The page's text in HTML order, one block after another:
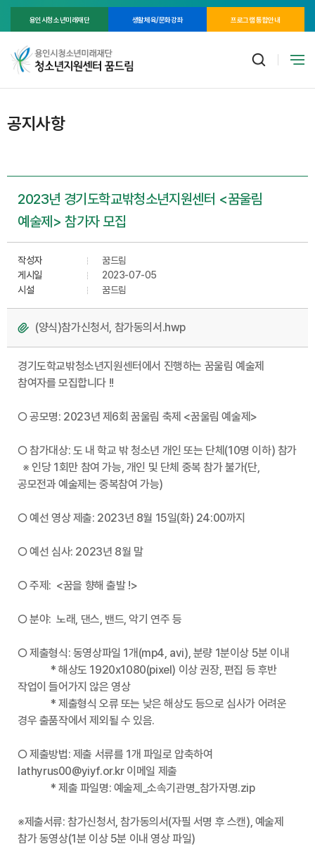
용인시청소년미래재단 생활체육/문화강좌 프로그램 통합안내
공지사항
2023년 경기도학교밖청소년지원센터 <꿈울림
예술제> 참가자 모집
작성자
꿈드림
게시일
2023-07-05
시설
꿈드림
(양식)참가신청서, 참가동의서.hwp
경기도학교밖청소년지원센터에서 진행하는 꿈울림 예술제
참여자를 모집합니다 !!
○ 공모명: 2023년 제6회 꿈울림 축제 <꿈울림 예술제>
○ 참가대상: 도 내 학교 밖 청소년 개인 또는 단체(10명 이하) 참가
※ 인당 1회만 참여 가능, 개인 및 단체 중복 참가 불가(단,
공모전과 예술제는 중복참여 가능)
○ 예선 영상 제출: 2023년 8월 15일(화) 24:00까지
○ 예선 심사: 2023년 8월 말
○ 주제: <꿈을 향해 출발 !>
○ 분야: 노래, 댄스, 밴드, 악기 연주 등
○ 제출형식: 동영상파일 1개(mp4, avi), 분량 1분이상 5분 이내
* 해상도 1920x1080(pixel) 이상 권장, 편집 등 후반
작업이 들어가지 않은 영상
* 제출형식 오류 또는 낮은 해상도 등으로 심사가 어려운
경우 출품작에서 제외될 수 있음.
○ 제출방법: 제출 서류를 1개 파일로 압축하여
lathyrus00@yiyf.or.kr 이메일 제출
* 제출 파일명: 예술제_소속기관명_참가자명.zip
※제출서류: 참가신청서, 참가동의서(자필 서명 후 스캔), 예술제
참가 동영상(1분 이상 5분 이내 영상 파일)